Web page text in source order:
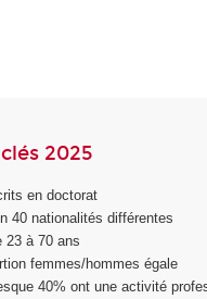
2025
en doctorat
40 nationalités différentes
23 à 70 ans
femmes/hommes égale
40% ont une activité